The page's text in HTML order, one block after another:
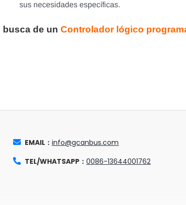
sus necesidades específicas.
busca de unControlador lógico
EMAIL：info@gcanbus.com
TEL/WHATSAPP：0086-13644001762